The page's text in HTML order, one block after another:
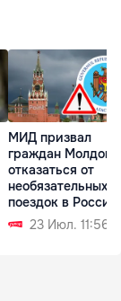
МИД призвал
граждан Молдовы
отказаться от
необязательных
поездок в Россию
23 Июл. 11:56